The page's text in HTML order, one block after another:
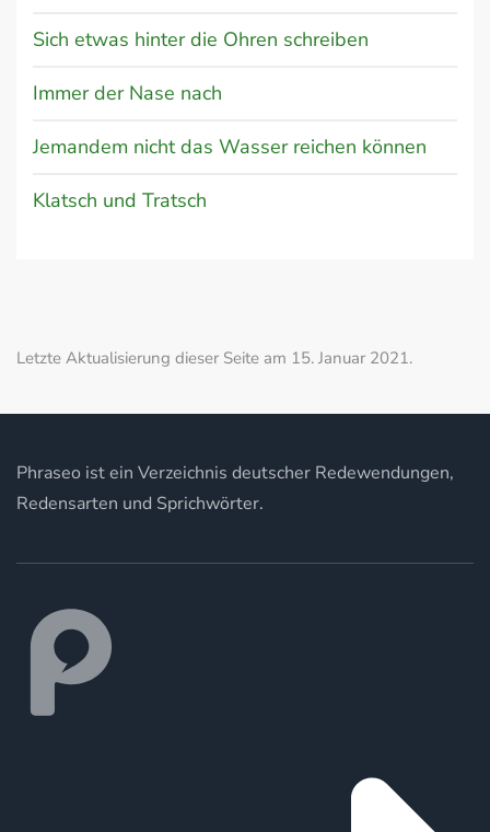
Sich etwas hinter die Ohren schreiben
Immer der Nase nach
Jemandem nicht das Wasser reichen können
Klatsch und Tratsch
Letzte Aktualisierung dieser Seite am 15. Januar 2021.
Phraseo ist ein Verzeichnis deutscher Redewendungen,
Redensarten und Sprichwörter.